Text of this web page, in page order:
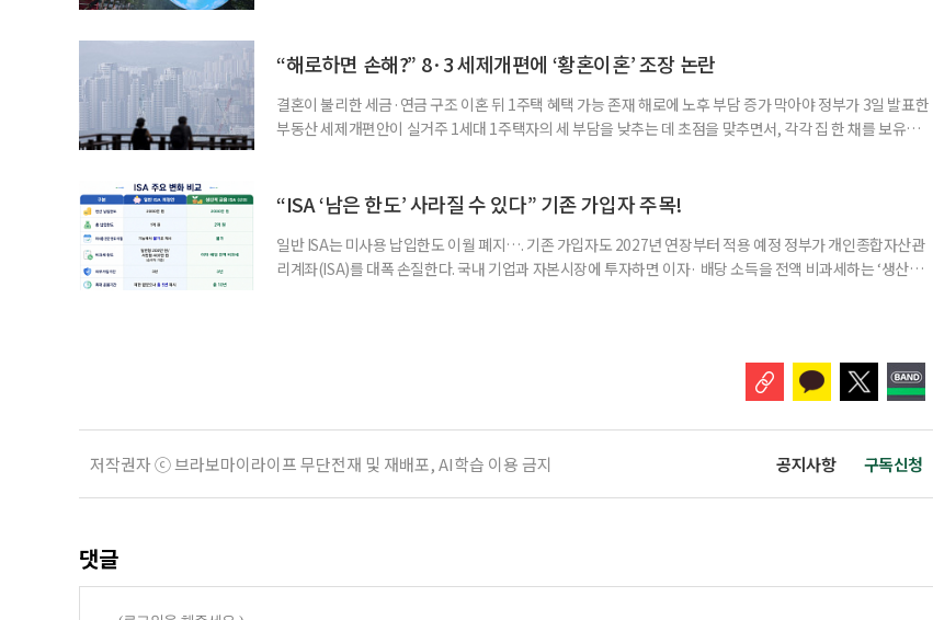
책본부(중대본) 2단계(심각)가 발령된 이후에도 폭염이 전국적으로 확대되고 장기화한 데 따른 것이다. 기존에
“해로하면 손해?” 8·3 세제개편에 ‘황혼이혼’ 조장 논란
결혼이 불리한 세금·연금 구조 이혼 뒤 1주택 혜택 가능 존재 해로에 노후 부담 증가 막아야 정부가 3일 발표한
부동산 세제개편안이 실거주 1세대 1주택자의 세 부담을 낮추는 데 초점을 맞추면서, 각각 집 한 채를 보유한
부가 각자 집 한 채씩을 보유하면 한 세대가 두 채를 가진 것으로 보지만, 실제 이혼해 주거와 생계를 분
“ISA ‘남은 한도’ 사라질 수 있다” 기존 가입자 주목!
일반 ISA는 미사용 납입한도 이월 폐지…. 기존 가입자도 2027년 연장부터 적용 예정 정부가 개인종합자산관
리계좌(ISA)를 대폭 손질한다. 국내 기업과 자본시장에 투자하면 이자· 배당 소득을 전액 비과세하는 ‘생산적
저작권자 ⓒ 브라보마이라이프 무단전재 및 재배포, AI학습 이용 금지 공지사항 구독신청
댓글